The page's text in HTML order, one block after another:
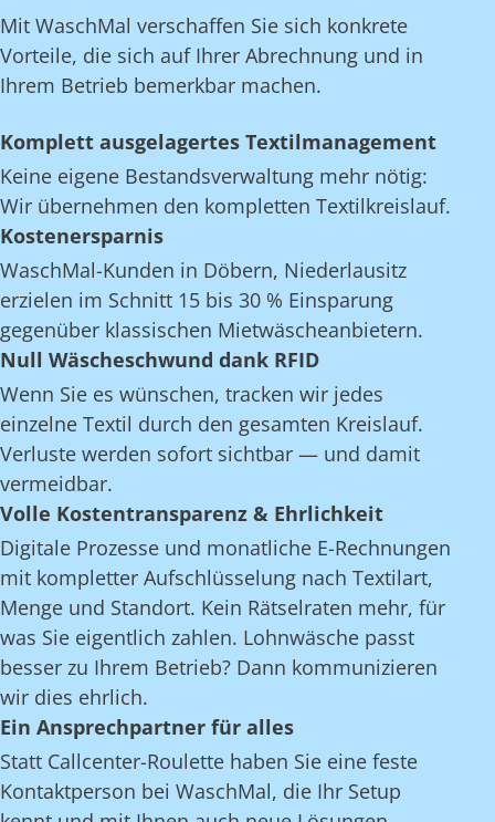
Mit WaschMal verschaffen Sie sich konkrete
Vorteile, die sich auf Ihrer Abrechnung und in
Ihrem Betrieb bemerkbar machen.
Komplett ausgelagertes Textilmanagement
Keine eigene Bestandsverwaltung mehr nötig:
Wir übernehmen den kompletten Textilkreislauf.
Kostenersparnis
WaschMal-Kunden in Döbern, Niederlausitz
erzielen im Schnitt 15 bis 30 % Einsparung
gegenüber klassischen Mietwäscheanbietern.
Null Wäscheschwund dank RFID
Wenn Sie es wünschen, tracken wir jedes
einzelne Textil durch den gesamten Kreislauf.
Verluste werden sofort sichtbar — und damit
vermeidbar.
Volle Kostentransparenz & Ehrlichkeit
Digitale Prozesse und monatliche E-Rechnungen
mit kompletter Aufschlüsselung nach Textilart,
Menge und Standort. Kein Rätselraten mehr, für
was Sie eigentlich zahlen. Lohnwäsche passt
besser zu Ihrem Betrieb? Dann kommunizieren
wir dies ehrlich.
Ein Ansprechpartner für alles
Statt Callcenter-Roulette haben Sie eine feste
Kontaktperson bei WaschMal, die Ihr Setup